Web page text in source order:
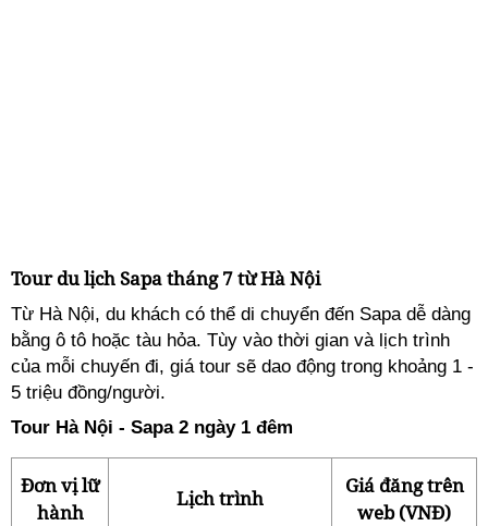
Tour du lịch Sapa tháng 7 từ Hà Nội
Từ Hà Nội, du khách có thể di chuyển đến Sapa dễ dàng
bằng ô tô hoặc tàu hỏa. Tùy vào thời gian và lịch trình
của mỗi chuyến đi, giá tour sẽ dao động trong khoảng 1 -
5 triệu đồng/người.
Tour Hà Nội - Sapa 2 ngày 1 đêm
Đơn vị lữ
hành
Lịch trình
Giá đăng trên
web (VNĐ)